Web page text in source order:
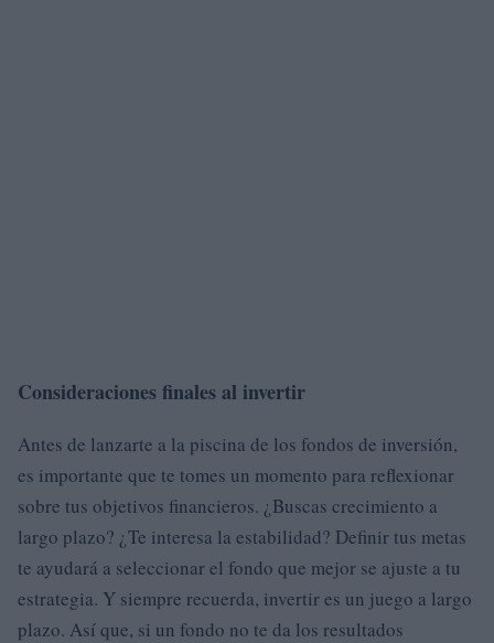
Consideraciones finales al invertir
Antes de lanzarte a la piscina de los fondos de inversión,
es importante que te tomes un momento para reflexionar
sobre tus objetivos financieros. ¿Buscas crecimiento a
largo plazo? ¿Te interesa la estabilidad? Definir tus metas
te ayudará a seleccionar el fondo que mejor se ajuste a tu
estrategia. Y siempre recuerda, invertir es un juego a largo
plazo. Así que, si un fondo no te da los resultados